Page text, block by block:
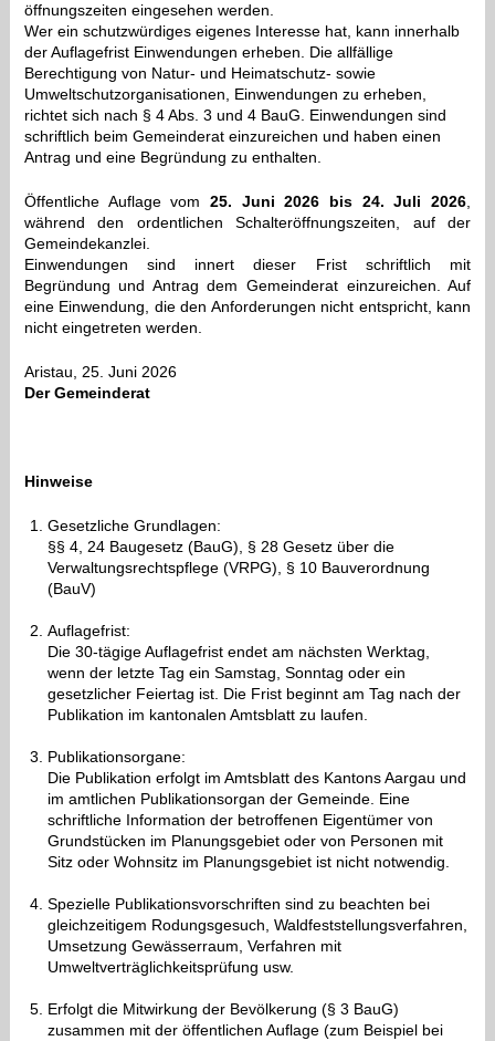
öffnungszeiten eingesehen werden.
Wer ein schutzwürdiges eigenes Interesse hat, kann innerhalb
der Auflagefrist Einwendungen erheben. Die allfällige
Berechtigung von Natur- und Heimatschutz- sowie
Umweltschutzorganisationen, Einwendungen zu erheben,
richtet sich nach § 4 Abs. 3 und 4 BauG. Einwendungen sind
schriftlich beim Gemeinderat einzureichen und haben einen
Antrag und eine Begründung zu enthalten.
Öffentliche Auflage vom 25. Juni 2026 bis 24. Juli 2026,
während den ordentlichen Schalteröffnungszeiten, auf der
Gemeindekanzlei.
Einwendungen sind innert dieser Frist schriftlich mit
Begründung und Antrag dem Gemeinderat einzureichen. Auf
eine Einwendung, die den Anforderungen nicht entspricht, kann
nicht eingetreten werden.
Aristau, 25. Juni 2026
Der Gemeinderat
Hinweise
Gesetzliche Grundlagen:
§§ 4, 24 Baugesetz (BauG), § 28 Gesetz über die
Verwaltungsrechtspflege (VRPG), § 10 Bauverordnung
(BauV)
Auflagefrist:
Die 30-tägige Auflagefrist endet am nächsten Werktag,
wenn der letzte Tag ein Samstag, Sonntag oder ein
gesetzlicher Feiertag ist. Die Frist beginnt am Tag nach der
Publikation im kantonalen Amtsblatt zu laufen.
Publikationsorgane:
Die Publikation erfolgt im Amtsblatt des Kantons Aargau und
im amtlichen Publikationsorgan der Gemeinde. Eine
schriftliche Information der betroffenen Eigentümer von
Grundstücken im Planungsgebiet oder von Personen mit
Sitz oder Wohnsitz im Planungsgebiet ist nicht notwendig.
Spezielle Publikationsvorschriften sind zu beachten bei
gleichzeitigem Rodungsgesuch, Waldfeststellungsverfahren,
Umsetzung Gewässerraum, Verfahren mit
Umweltverträglichkeitsprüfung usw.
Erfolgt die Mitwirkung der Bevölkerung (§ 3 BauG)
zusammen mit der öffentlichen Auflage (zum Beispiel bei